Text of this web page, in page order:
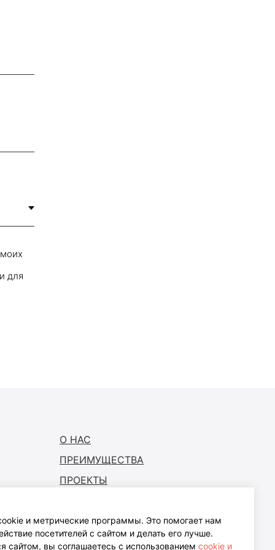
для
О НАС
ПРЕИМУЩЕСТВА
ПРОЕКТЫ
СТАТЬ ПАРТНЕРОМ
ПОДДЕРЖКА
и метрические программы. Это помогает нам
посетителей с сайтом и делать его лучше.
сайтом, вы соглашаетесь с использованием cookie и